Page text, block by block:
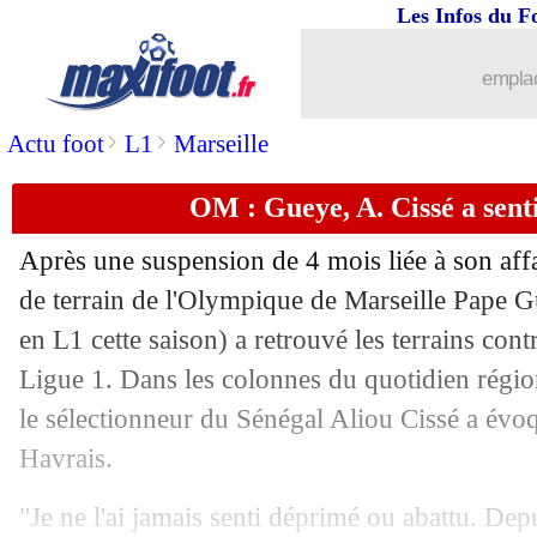
Actu foot> L1 > Marseille
Les Infos du
OM : Gueye, A. Cissé a
Après une suspension de 4 mois liée à son
de terrain de l'Olympique de Marseille Pape
en L1 cette saison) a retrouvé les terrains
Ligue 1. Dans les colonnes du quotidien
le sélectionneur du Sénégal Aliou Cissé a
Havrais.
"Je ne l'ai jamais senti déprimé ou abattu.
Divers : les TAB, le discours cash de
09/12 CdF: l'ASSE éliminée, Angers et
09/12 CdF: ça passe pour Bordeaux,
09/12 L1 : Rennes-Monaco, les compos
09/12 Lille : longue absence à venir pour
09/12 Ang.: Liverpool arrache la victoire !
Bayern : Müller donne sa priorité au